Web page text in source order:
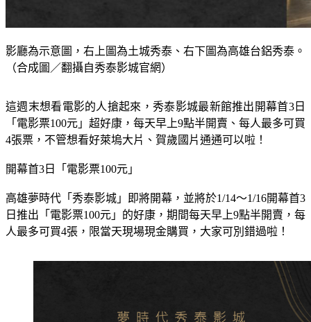
影廳為示意圖，右上圖為土城秀泰、右下圖為高雄台鋁秀泰。
這週末想看電影的人搶起來，秀泰影城最新館推出開幕首3日
「電影票100元」超好康，每天早上9點半開賣、每人最多可買
高雄夢時代「秀泰影城」即將開幕，並將於1/14～1/16開幕首3
日推出「電影票100元」的好康，期間每天早上9點半開賣，每